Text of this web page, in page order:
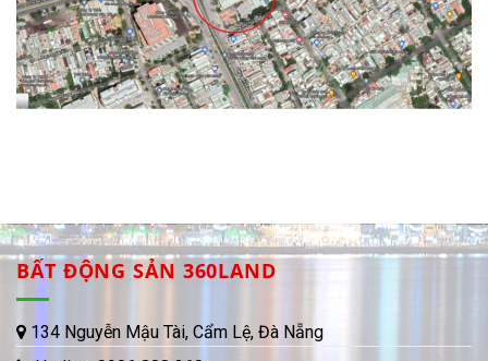
BẤT ĐỘNG SẢN 360LAND
134 Nguyễn Mậu Tài, Cẩm Lệ, Đà Nẵng